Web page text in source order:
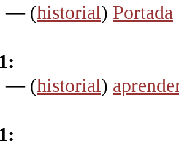
— (historial) Portada
— (historial)